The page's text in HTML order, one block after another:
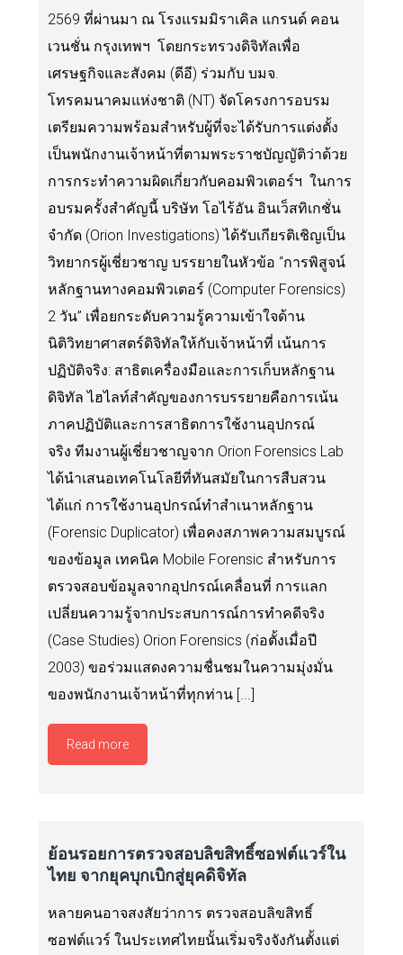
2569 ที่ผ่านมา ณ โรงแรมมิราเคิล แกรนด์ คอน
เวนชั่น กรุงเทพฯ โดยกระทรวงดิจิทัลเพื่อ
เศรษฐกิจและสังคม (ดีอี) ร่วมกับ บมจ.
โทรคมนาคมแห่งชาติ (NT) จัดโครงการอบรม
เตรียมความพร้อมสำหรับผู้ที่จะได้รับการแต่งตั้ง
เป็นพนักงานเจ้าหน้าที่ตามพระราชบัญญัติว่าด้วย
การกระทำความผิดเกี่ยวกับคอมพิวเตอร์ฯ ในการ
อบรมครั้งสำคัญนี้ บริษัท โอไร้อัน อินเว็สทิเกชั่น
จำกัด (Orion Investigations) ได้รับเกียรติเชิญเป็น
วิทยากรผู้เชี่ยวชาญ บรรยายในหัวข้อ “การพิสูจน์
หลักฐานทางคอมพิวเตอร์ (Computer Forensics)
2 วัน” เพื่อยกระดับความรู้ความเข้าใจด้าน
นิติวิทยาศาสตร์ดิจิทัลให้กับเจ้าหน้าที่ เน้นการ
ปฏิบัติจริง: สาธิตเครื่องมือและการเก็บหลักฐาน
ดิจิทัล ไฮไลท์สำคัญของการบรรยายคือการเน้น
ภาคปฏิบัติและการสาธิตการใช้งานอุปกรณ์
จริง ทีมงานผู้เชี่ยวชาญจาก Orion Forensics Lab
ได้นำเสนอเทคโนโลยีที่ทันสมัยในการสืบสวน
ได้แก่ การใช้งานอุปกรณ์ทำสำเนาหลักฐาน
(Forensic Duplicator) เพื่อคงสภาพความสมบูรณ์
ของข้อมูล เทคนิค Mobile Forensic สำหรับการ
ตรวจสอบข้อมูลจากอุปกรณ์เคลื่อนที่ การแลก
เปลี่ยนความรู้จากประสบการณ์การทำคดีจริง
(Case Studies) Orion Forensics (ก่อตั้งเมื่อปี
2003) ขอร่วมแสดงความชื่นชมในความมุ่งมั่น
ของพนักงานเจ้าหน้าที่ทุกท่าน [...]
Read more
ย้อนรอยการตรวจสอบลิขสิทธิ์ซอฟต์แวร์ใน
ไทย จากยุคบุกเบิกสู่ยุคดิจิทัล
หลายคนอาจสงสัยว่าการ ตรวจสอบลิขสิทธิ์
ซอฟต์แวร์ ในประเทศไทยนั้นเริ่มจริงจังกันตั้งแต่